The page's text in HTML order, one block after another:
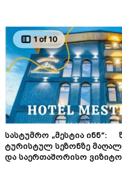
სასტუმრო „მესტია ინნ“:
ტურისტულ სეზონზე
და საერთაშორისო